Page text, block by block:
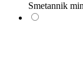
Smetannik